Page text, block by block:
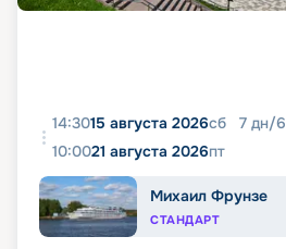
14:3015 августа 2026сб 7 дн/6
10:0021 августа 2026пт
Михаил Фрунзе
СТАНДАРТ